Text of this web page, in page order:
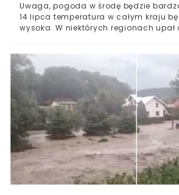
Uwaga, pogoda w środę będzie
14 lipca temperatura w całym kraju
wysoka. W niektórych regionach upał
ziemi łódzkiej wydano trzeci,
ostrzeżeń.Trwająca od początku lipca
aura w przeważającej części kraju
tygodnia. Środa przyniesie upały
całej Polsce - podało IMGW.14 lipca
wyniesie od 28 stopni na zachodzie
wschodzie kraju. Lokalnie
opady gradu.05:30 #IMGWliveW
umiarkowane i duże. Miejscami
Na zachodzie burze mogą przybierać
tam możliwe opady do 50 mm,
Temperatura od 29°C na zachodzie